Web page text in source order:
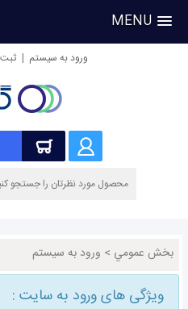
MENU
ورود به سیستم |
بخش عمومي > ورود به سیستم
ویژگی های ورود به سایت :